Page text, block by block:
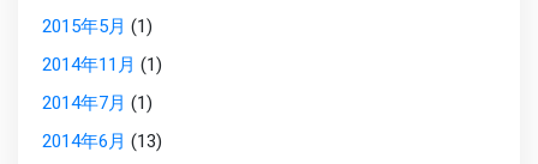
2015年5月 (1)
2014年11月 (1)
2014年7月 (1)
2014年6月 (13)